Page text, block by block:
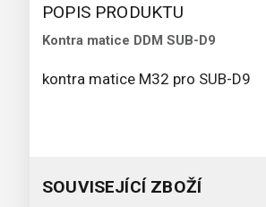
POPIS PRODUKTU
Kontra matice DDM SUB-D9
kontra matice M32 pro SUB-D9
SOUVISEJÍCÍ ZBOŽÍ